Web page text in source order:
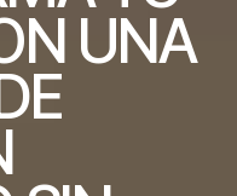
N UNA
E